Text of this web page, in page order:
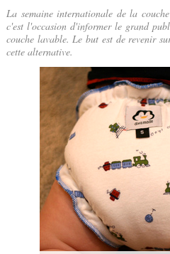
La semaine internationale de la
c'est l'occasion d'informer le grand
couche lavable. Le but est de revenir
cette alternative.